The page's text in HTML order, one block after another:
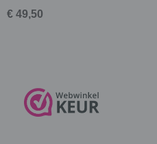
€ 49,50